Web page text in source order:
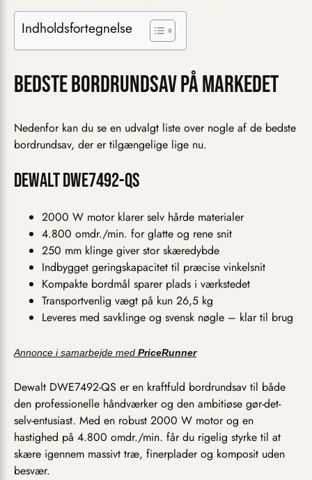
Indholdsfortegnelse
Bedste bordrundsav på markedet
Nedenfor kan du se en udvalgt liste over nogle af de bedste
bordrundsav, der er tilgængelige lige nu.
Dewalt DWE7492-QS
2000 W motor klarer selv hårde materialer
4.800 omdr./min. for glatte og rene snit
250 mm klinge giver stor skæredybde
Indbygget geringskapacitet til præcise vinkelsnit
Kompakte bordmål sparer plads i værkstedet
Transportvenlig vægt på kun 26,5 kg
Leveres med savklinge og svensk nøgle – klar til brug
Annonce i samarbejde med PriceRunner
Dewalt DWE7492-QS er en kraftfuld bordrundsav til både
den professionelle håndværker og den ambitiøse gør-det-
selv-entusiast. Med en robust 2000 W motor og en
hastighed på 4.800 omdr./min. får du rigelig styrke til at
skære igennem massivt træ, finerplader og komposit uden
besvær.